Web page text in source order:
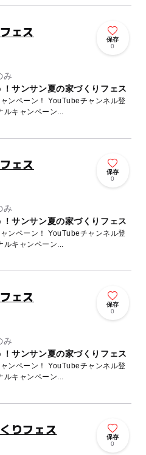
ェス
保存
0
み
サンサン夏の家づくりフェス
チャンネル登
ルキャンペーン...
ェス
保存
0
み
サンサン夏の家づくりフェス
チャンネル登
ルキャンペーン...
ェス
保存
0
み
サンサン夏の家づくりフェス
チャンネル登
ルキャンペーン...
りフェス
保存
0